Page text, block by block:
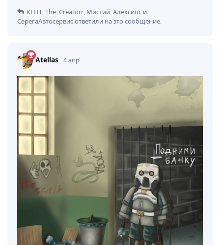
KEHT The_Creatorr Мистий_Алексиос и
СерегаАвтосервисответили на это сообщение.
Atellas 4 апр